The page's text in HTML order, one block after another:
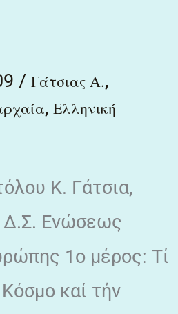
/ Γάτσιας Α.,
, Ελληνική
Κ. Γάτσια,
Δ.Σ. Ενώσεως
1ο μέρος: Tί
καί τήν